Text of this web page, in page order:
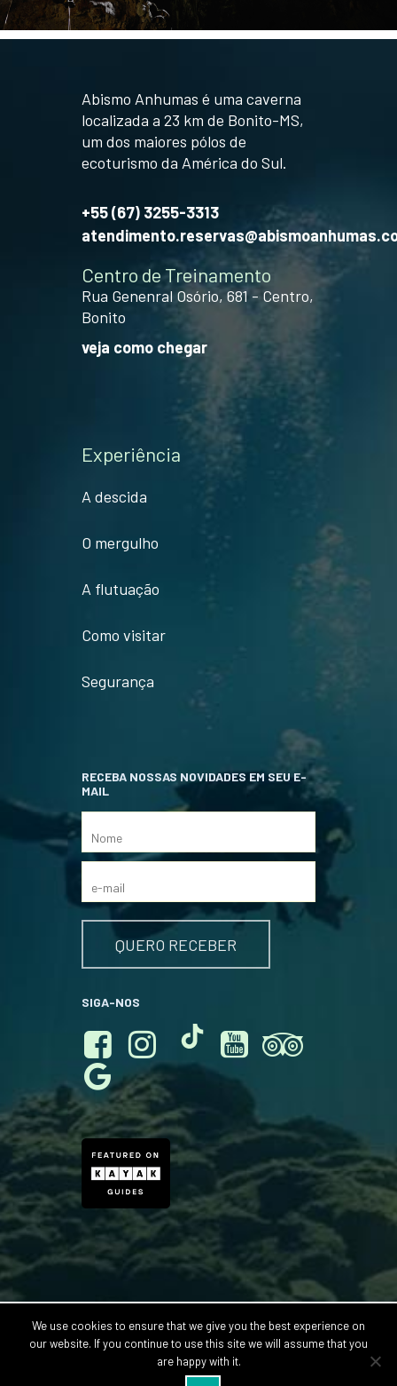
Abismo Anhumas é uma caverna
localizada a 23 km de Bonito-MS,
um dos maiores pólos de
ecoturismo da América do Sul.
+55 (67) 3255-3313
Centro de Treinamento
Rua Genenral Osório, 681 - Centro,
Bonito
veja como chegar
Experiência
A descida
O mergulho
A flutuação
Como visitar
Segurança
RECEBA NOSSAS NOVIDADES EM SEU E-
MAIL
SIGA-NOS
© 2026 Abismo Anhumas. CNPJ 03.367.797/0001-58 - Rua
Genenral Osório, 681 - Centro, Bonito - MS, 79290-000. Vendas
Online por Natural Experiences Viagens Ltda - CNPJ:
We use cookies to ensure that we give you the best experience on
our website. If you continue to use this site we will assume that you
are happy with it.